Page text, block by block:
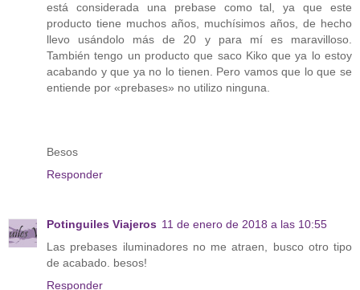
está considerada una prebase como tal, ya que este
producto tiene muchos años, muchísimos años, de hecho
llevo usándolo más de 20 y para mí es maravilloso.
También tengo un producto que saco Kiko que ya lo estoy
acabando y que ya no lo tienen. Pero vamos que lo que se
entiende por «prebases» no utilizo ninguna.
Besos
Responder
Potinguiles Viajeros 11 de enero de 2018 a las 10:55
Las prebases iluminadores no me atraen, busco otro tipo
de acabado. besos!
Responder